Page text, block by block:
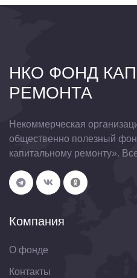
НКО ФОНД
РЕМОНТА
Некоммерческая
общественно полезный
капитальному ремонту».
Компания
О фонде
Контакты